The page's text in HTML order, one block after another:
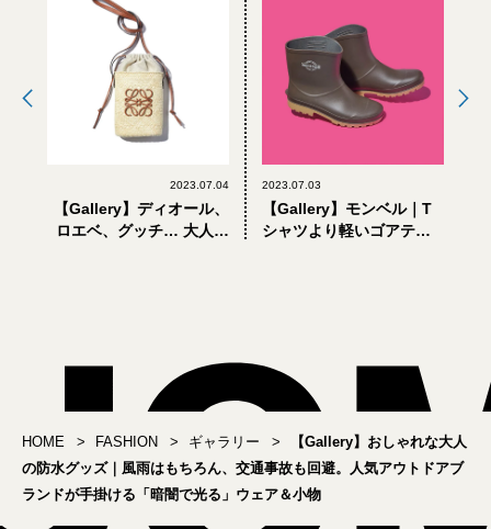
2023.07.04
【Gallery】ディオール、
ロエベ、グッチ… 大人が
2023.07.03
【Gallery】モンベル｜T
シャツより軽いゴアテッ
HOME FASHION ギャラリー
【Gallery】おしゃれな大人
の防水グッズ｜風雨はもちろん、交通事故も回避。人気アウトドアブ
ランドが手掛ける「暗闇で光る」ウェア＆小物